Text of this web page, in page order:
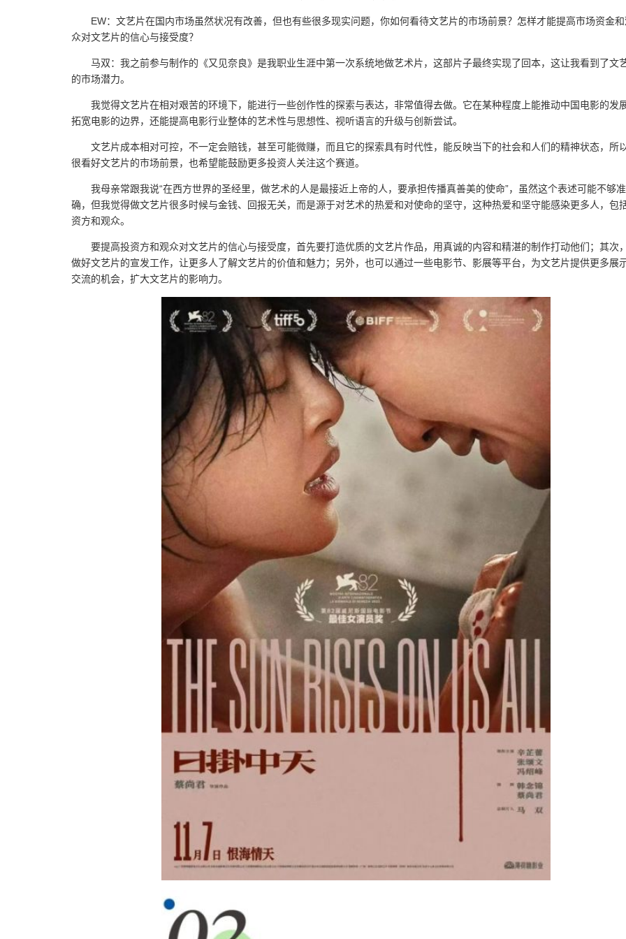
EW：文艺片在国内市场虽然状况有改善，但也有些很多现实问题，你如何看待文艺片的市场前景？怎样才能提高市场资金
众对文艺片的信心与接受度？
马双：我之前参与制作的《又见奈良》是我职业生涯中第一次系统地做艺术片，这部片子最终实现了回本，这让我看到了文
的市场潜力。
我觉得文艺片在相对艰苦的环境下，能进行一些创作性的探索与表达，非常值得去做。它在某种程度上能推动中国电影的发
拓宽电影的边界，还能提高电影行业整体的艺术性与思想性、视听语言的升级与创新尝试。
文艺片成本相对可控，不一定会赔钱，甚至可能微赚，而且它的探索具有时代性，能反映当下的社会和人们的精神状态，所
很看好文艺片的市场前景，也希望能鼓励更多投资人关注这个赛道。
我母亲常跟我说“在西方世界的圣经里，做艺术的人是最接近上帝的人，要承担传播真善美的使命”，虽然这个表述可能不够准
确，但我觉得做文艺片很多时候与金钱、回报无关，而是源于对艺术的热爱和对使命的坚守，这种热爱和坚守能感染更多人，包
资方和观众。
要提高投资方和观众对文艺片的信心与接受度，首先要打造优质的文艺片作品，用真诚的内容和精湛的制作打动他们；其次
做好文艺片的宣发工作，让更多人了解文艺片的价值和魅力；另外，也可以通过一些电影节、影展等平台，为文艺片提供更多展
交流的机会，扩大文艺片的影响力。